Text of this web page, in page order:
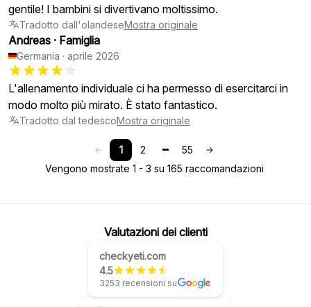
gentile! I bambini si divertivano moltissimo.
Tradotto dall'olandeseMostra originale
Andreas · Famiglia
Germania · aprile 2026
L'allenamento individuale ci ha permesso di esercitarci in
modo molto più mirato. È stato fantastico.
Tradotto dal tedescoMostra originale
1 2
55
Vengono mostrate 1 - 3 su 165 raccomandazioni
Valutazioni dei clienti
checkyeti.com
4.5
3253 recensioni su